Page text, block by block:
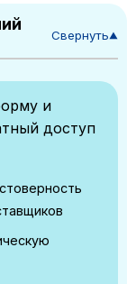
Свернуть▼
и
доступ